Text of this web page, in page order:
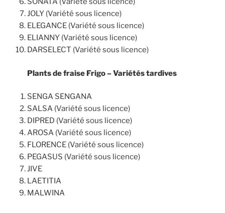
JOLY (Variété sous licence)
ELEGANCE (Variété sous licence)
ELIANNY (Variété sous licence)
DARSELECT (Variété sous licence)
Plants de fraise Frigo – Variétés tardives
SENGA SENGANA
SALSA (Variété sous licence)
DIPRED (Variété sous licence)
AROSA (Variété sous licence)
FLORENCE (Variété sous licence)
PEGASUS (Variété sous licence)
JIVE
LAETITIA
MALWINA